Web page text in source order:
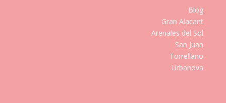
Blog
Gran Alacant
Arenales del Sol
San Juan
Torrellano
Urbanova